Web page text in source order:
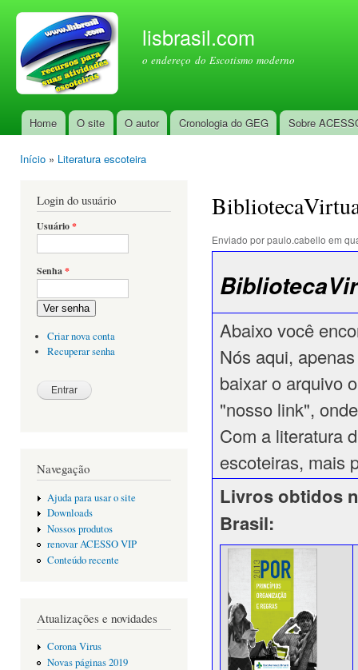
lisbrasil.com
o endereço do Escotismo moderno
Menu principal
Home O site O autor Cronologia do GEG Sobre
Início » Literatura escoteira
Login do usuário
Usuário*
Senha*
Ver senha
Criar nova conta
Recuperar senha
Navegação
Ajuda para usar o site
Downloads
Nossos produtos
renovar ACESSO VIP
Conteúdo recente
Atualizações e novidades
Corona Virus
Novas páginas 2019
Enviado porpaulo.cabello em
Abaixo você
Nós aqui,
baixar o arquivo
"nosso link",
Com a literatura
escoteiras, mais
Livros obtidos
Brasil: